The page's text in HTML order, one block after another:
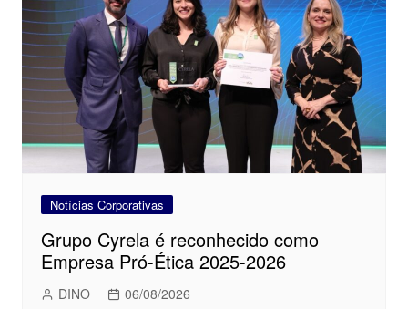
Notícias Corporativas
Grupo Cyrela é reconhecido como
Empresa Pró-Ética 2025-2026
DINO 06/08/2026